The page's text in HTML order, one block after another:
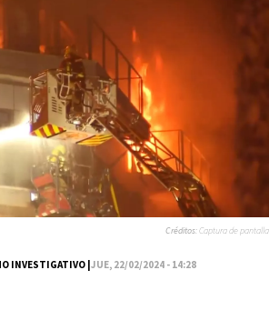
INVESTIGATIVO |JUE, 22/02/2024 - 14:28
Créditos:Captura de pantalla